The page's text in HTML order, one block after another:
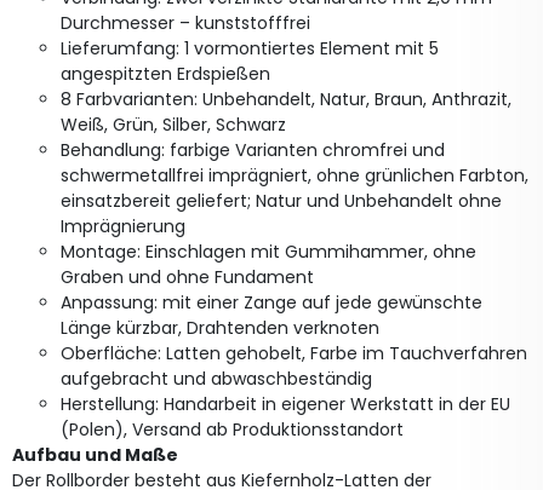
Durchmesser – kunststofffrei
Lieferumfang: 1 vormontiertes Element mit 5
angespitzten Erdspießen
8 Farbvarianten: Unbehandelt, Natur, Braun, Anthrazit,
Weiß, Grün, Silber, Schwarz
Behandlung: farbige Varianten chromfrei und
schwermetallfrei imprägniert, ohne grünlichen Farbton,
einsatzbereit geliefert; Natur und Unbehandelt ohne
Imprägnierung
Montage: Einschlagen mit Gummihammer, ohne
Graben und ohne Fundament
Anpassung: mit einer Zange auf jede gewünschte
Länge kürzbar, Drahtenden verknoten
Oberfläche: Latten gehobelt, Farbe im Tauchverfahren
aufgebracht und abwaschbeständig
Herstellung: Handarbeit in eigener Werkstatt in der EU
(Polen), Versand ab Produktionsstandort
Aufbau und Maße
Der Rollborder besteht aus Kiefernholz-Latten der